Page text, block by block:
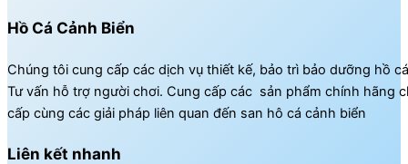
Hồ Cá Cảnh Biển
Chúng tôi cung cấp các dịch vụ thiết kế, bảo trì bảo dưỡng hồ
Tư vấn hỗ trợ người chơi. Cung cấp các sản phẩm chính hãng
cấp cùng các giải pháp liên quan đến san hô cá cảnh biển
Liên kết nhanh